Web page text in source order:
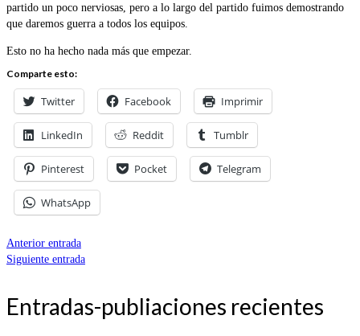
partido un poco nerviosas, pero a lo largo del partido fuimos demostrando
que daremos guerra a todos los equipos.
Esto no ha hecho nada más que empezar.
Comparte esto:
Twitter Facebook Imprimir
LinkedIn Reddit Tumblr
Pinterest Pocket Telegram
WhatsApp
Anterior entrada
Siguiente entrada
Entradas-publiaciones recientes